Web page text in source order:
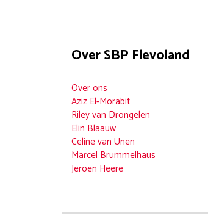
Over SBP Flevoland
Over ons
Aziz El-Morabit
Riley van Drongelen
Elin Blaauw
Celine van Unen
Marcel Brummelhaus
Jeroen Heere